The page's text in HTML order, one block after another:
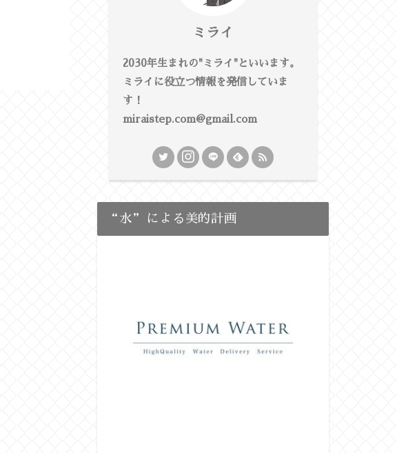
ミライ
2030年生まれの"ミライ"といいます。
ミライに役立つ情報を発信していま
す！
miraistep.com@gmail.com
“水”による美的計画